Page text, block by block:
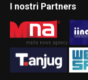
I nostri Partners